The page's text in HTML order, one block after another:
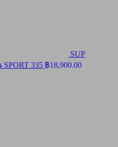
SUP
335 ฿18,900.00